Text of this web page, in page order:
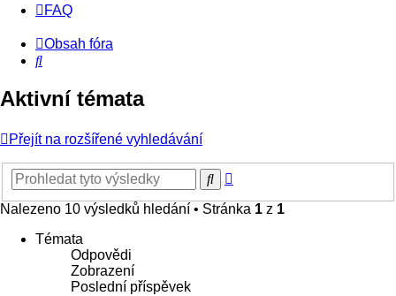
FAQ
Obsah fóra
Hledat
Aktivní témata
Přejít na rozšířené vyhledávání
Hledat
Nalezeno 10 výsledků hledání • Stránka 1 z 1
Témata
Odpovědi
Zobrazení
Poslední příspěvek